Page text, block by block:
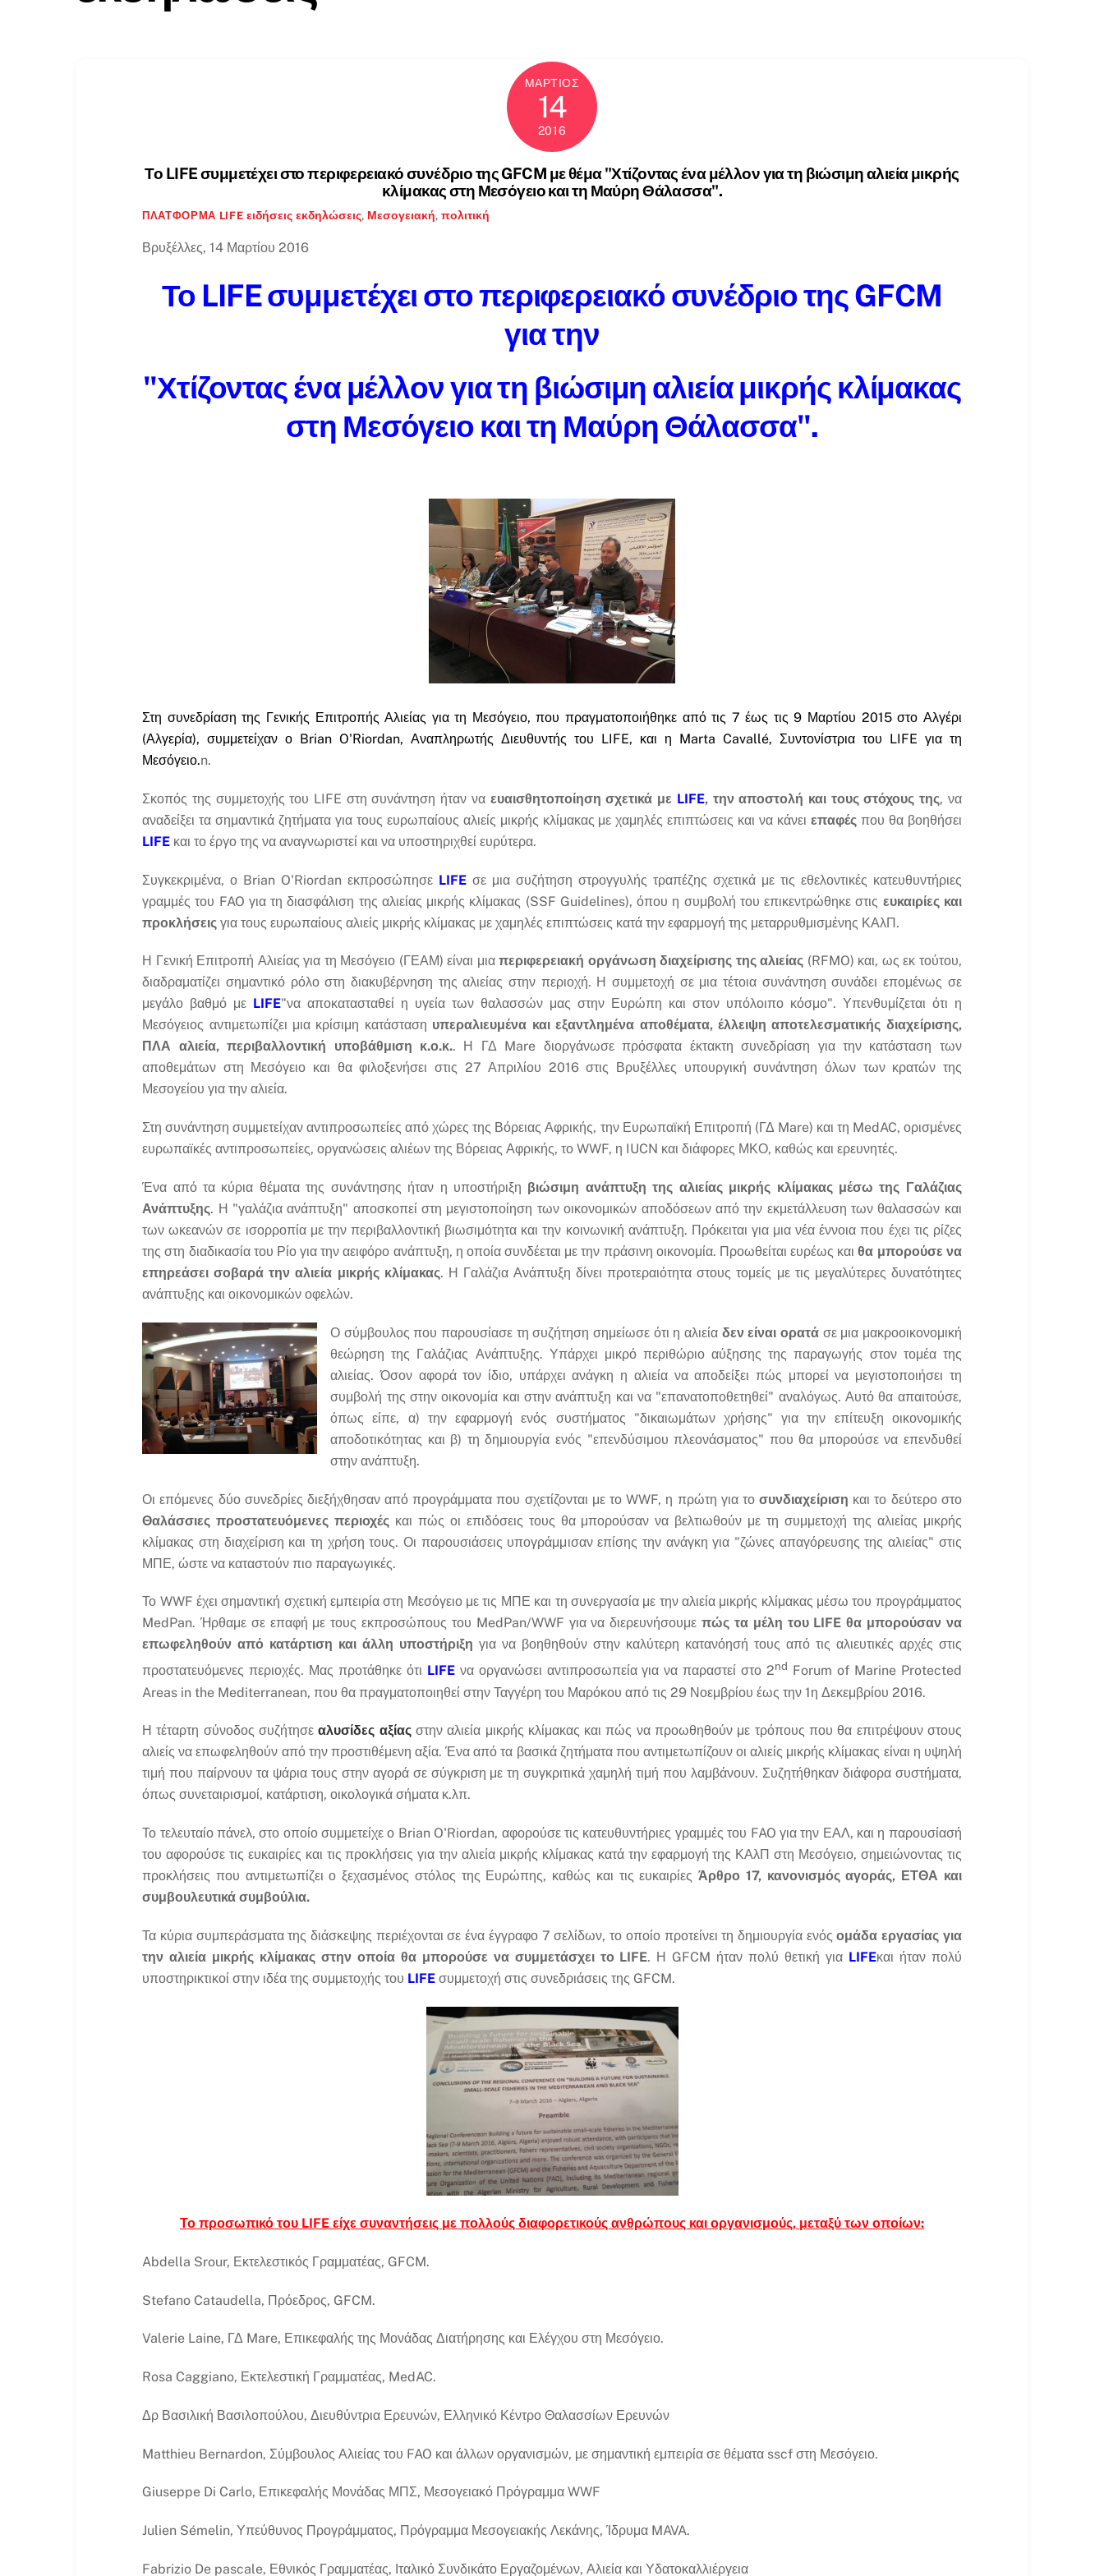
ΜΆΡΤΙΟΣ
14
2016
Το LIFE συμμετέχει στο περιφερειακό συνέδριο της GFCM με θέμα "Χτίζοντας ένα μέλλον για τη βιώσιμη αλιεία μικρής
κλίμακας στη Μεσόγειο και τη Μαύρη Θάλασσα".
ΠΛΑΤΦΌΡΜΑ LIFE ειδήσεις εκδηλώσεις, Μεσογειακή,πολιτική
Βρυξέλλες, 14 Μαρτίου 2016
Το LIFE συμμετέχει στο περιφερειακό συνέδριο της GFCM
για την
"Χτίζοντας ένα μέλλον για τη βιώσιμη αλιεία μικρής κλίμακας
στη Μεσόγειο και τη Μαύρη Θάλασσα".
Στη συνεδρίαση της Γενικής Επιτροπής Αλιείας για τη Μεσόγειο, που πραγματοποιήθηκε από τις 7 έως τις 9 Μαρτίου 2015 στο Αλγέρι
(Αλγερία), συμμετείχαν ο Brian O'Riordan, Αναπληρωτής Διευθυντής του LIFE, και η Marta Cavallé, Συντονίστρια του LIFE για τη
Μεσόγειο.n.
Σκοπός της συμμετοχής του LIFE στη συνάντηση ήταν να ευαισθητοποίηση σχετικά με LIFE, την αποστολή και τους στόχους της, να
αναδείξει τα σημαντικά ζητήματα για τους ευρωπαίους αλιείς μικρής κλίμακας με χαμηλές επιπτώσεις και να κάνειεπαφές που θα βοηθήσει
LIFE και το έργο της να αναγνωριστεί και να υποστηριχθεί ευρύτερα.
Συγκεκριμένα, ο Brian O'Riordan εκπροσώπησε LIFE σε μια συζήτηση στρογγυλής τραπέζης σχετικά με τις εθελοντικές κατευθυντήριες
γραμμές του FAO για τη διασφάλιση της αλιείας μικρής κλίμακας (SSF Guidelines), όπου η συμβολή του επικεντρώθηκε στις ευκαιρίες και
προκλήσεις για τους ευρωπαίους αλιείς μικρής κλίμακας με χαμηλές επιπτώσεις κατά την εφαρμογή της μεταρρυθμισμένης ΚΑλΠ.
Η Γενική Επιτροπή Αλιείας για τη Μεσόγειο (ΓΕΑΜ) είναι μιαπεριφερειακή οργάνωση διαχείρισης της αλιείας (RFMO) και, ως εκ τούτου,
διαδραματίζει σημαντικό ρόλο στη διακυβέρνηση της αλιείας στην περιοχή. Η συμμετοχή σε μια τέτοια συνάντηση συνάδει επομένως σε
μεγάλο βαθμό με LIFE"να αποκατασταθεί η υγεία των θαλασσών μας στην Ευρώπη και στον υπόλοιπο κόσμο". Υπενθυμίζεται ότι η
Μεσόγειος αντιμετωπίζει μια κρίσιμη κατάσταση υπεραλιευμένα και εξαντλημένα αποθέματα, έλλειψη αποτελεσματικής διαχείρισης,
ΠΛΑ αλιεία, περιβαλλοντική υποβάθμιση κ.ο.κ.. Η ΓΔ Mare διοργάνωσε πρόσφατα έκτακτη συνεδρίαση για την κατάσταση των
αποθεμάτων στη Μεσόγειο και θα φιλοξενήσει στις 27 Απριλίου 2016 στις Βρυξέλλες υπουργική συνάντηση όλων των κρατών της
Μεσογείου για την αλιεία.
Στη συνάντηση συμμετείχαν αντιπροσωπείες από χώρες της Βόρειας Αφρικής, την Ευρωπαϊκή Επιτροπή (ΓΔ Mare) και τη MedAC, ορισμένες
ευρωπαϊκές αντιπροσωπείες, οργανώσεις αλιέων της Βόρειας Αφρικής, το WWF, η IUCN και διάφορες ΜΚΟ, καθώς και ερευνητές.
Ένα από τα κύρια θέματα της συνάντησης ήταν η υποστήριξη βιώσιμη ανάπτυξη της αλιείας μικρής κλίμακας μέσω της Γαλάζιας
Ανάπτυξης. Η "γαλάζια ανάπτυξη" αποσκοπεί στη μεγιστοποίηση των οικονομικών αποδόσεων από την εκμετάλλευση των θαλασσών και
των ωκεανών σε ισορροπία με την περιβαλλοντική βιωσιμότητα και την κοινωνική ανάπτυξη. Πρόκειται για μια νέα έννοια που έχει τις ρίζες
της στη διαδικασία του Ρίο για την αειφόρο ανάπτυξη, η οποία συνδέεται με την πράσινη οικονομία. Προωθείται ευρέως και θα μπορούσε να
επηρεάσει σοβαρά την αλιεία μικρής κλίμακας. Η Γαλάζια Ανάπτυξη δίνει προτεραιότητα στους τομείς με τις μεγαλύτερες δυνατότητες
ανάπτυξης και οικονομικών οφελών.
Ο σύμβουλος που παρουσίασε τη συζήτηση σημείωσε ότι η αλιεία δεν είναι ορατάσε μια μακροοικονομική
θεώρηση της Γαλάζιας Ανάπτυξης. Υπάρχει μικρό περιθώριο αύξησης της παραγωγής στον τομέα της
αλιείας. Όσον αφορά τον ίδιο, υπάρχει ανάγκη η αλιεία να αποδείξει πώς μπορεί να μεγιστοποιήσει τη
συμβολή της στην οικονομία και στην ανάπτυξη και να "επανατοποθετηθεί" αναλόγως. Αυτό θα απαιτούσε,
όπως είπε, α) την εφαρμογή ενός συστήματος "δικαιωμάτων χρήσης" για την επίτευξη οικονομικής
αποδοτικότητας και β) τη δημιουργία ενός "επενδύσιμου πλεονάσματος" που θα μπορούσε να επενδυθεί
στην ανάπτυξη.
Οι επόμενες δύο συνεδρίες διεξήχθησαν από προγράμματα που σχετίζονται με το WWF, η πρώτη για τοσυνδιαχείριση και το δεύτερο στο
Θαλάσσιες προστατευόμενες περιοχές και πώς οι επιδόσεις τους θα μπορούσαν να βελτιωθούν με τη συμμετοχή της αλιείας μικρής
κλίμακας στη διαχείριση και τη χρήση τους. Οι παρουσιάσεις υπογράμμισαν επίσης την ανάγκη για "ζώνες απαγόρευσης της αλιείας" στις
ΜΠΕ, ώστε να καταστούν πιο παραγωγικές.
Το WWF έχει σημαντική σχετική εμπειρία στη Μεσόγειο με τις ΜΠΕ και τη συνεργασία με την αλιεία μικρής κλίμακας μέσω του προγράμματος
MedPan. Ήρθαμε σε επαφή με τους εκπροσώπους του MedPan/WWF για να διερευνήσουμεπώς τα μέλη του LIFE θα μπορούσαν να
επωφεληθούν από κατάρτιση και άλλη υποστήριξη για να βοηθηθούν στην καλύτερη κατανόησή τους από τις αλιευτικές αρχές στις
προστατευόμενες περιοχές. Μας προτάθηκε ότι LIFE να οργανώσει αντιπροσωπεία για να παραστεί στο 2nd Forum of Marine Protected
Areas in the Mediterranean, που θα πραγματοποιηθεί στην Ταγγέρη του Μαρόκου από τις 29 Νοεμβρίου έως την 1η Δεκεμβρίου 2016.
Η τέταρτη σύνοδος συζήτησεαλυσίδες αξίαςστην αλιεία μικρής κλίμακας και πώς να προωθηθούν με τρόπους που θα επιτρέψουν στους
αλιείς να επωφεληθούν από την προστιθέμενη αξία. Ένα από τα βασικά ζητήματα που αντιμετωπίζουν οι αλιείς μικρής κλίμακας είναι η υψηλή
τιμή που παίρνουν τα ψάρια τους στην αγορά σε σύγκριση με τη συγκριτικά χαμηλή τιμή που λαμβάνουν. Συζητήθηκαν διάφορα συστήματα,
όπως συνεταιρισμοί, κατάρτιση, οικολογικά σήματα κ.λπ.
Το τελευταίο πάνελ, στο οποίο συμμετείχε ο Brian O'Riordan, αφορούσε τις κατευθυντήριες γραμμές του FAO για την ΕΑΛ, και η παρουσίασή
του αφορούσε τις ευκαιρίες και τις προκλήσεις για την αλιεία μικρής κλίμακας κατά την εφαρμογή της ΚΑλΠ στη Μεσόγειο, σημειώνοντας τις
προκλήσεις που αντιμετωπίζει ο ξεχασμένος στόλος της Ευρώπης, καθώς και τις ευκαιρίεςΆρθρο 17, κανονισμός αγοράς, ΕΤΘΑ και
συμβουλευτικά συμβούλια.
Τα κύρια συμπεράσματα της διάσκεψης περιέχονται σε ένα έγγραφο 7 σελίδων, το οποίο προτείνει τη δημιουργία ενόςομάδα εργασίας για
την αλιεία μικρής κλίμακας στην οποία θα μπορούσε να συμμετάσχει το LIFE. Η GFCM ήταν πολύ θετική για LIFEκαι ήταν πολύ
υποστηρικτικοί στην ιδέα της συμμετοχής του LIFE συμμετοχή στις συνεδριάσεις της GFCM.
Το προσωπικό του LIFE είχε συναντήσεις με πολλούς διαφορετικούς ανθρώπους και οργανισμούς, μεταξύ των οποίων:
Abdella Srour, Εκτελεστικός Γραμματέας, GFCM.
Stefano Cataudella, Πρόεδρος, GFCM.
Valerie Laine, ΓΔ Mare, Επικεφαλής της Μονάδας Διατήρησης και Ελέγχου στη Μεσόγειο.
Rosa Caggiano, Εκτελεστική Γραμματέας, MedAC.
Δρ Βασιλική Βασιλοπούλου, Διευθύντρια Ερευνών, Ελληνικό Κέντρο Θαλασσίων Ερευνών
Matthieu Bernardon, Σύμβουλος Αλιείας του FAO και άλλων οργανισμών, με σημαντική εμπειρία σε θέματα sscf στη Μεσόγειο.
Giuseppe Di Carlo, Επικεφαλής Μονάδας ΜΠΣ, Μεσογειακό Πρόγραμμα WWF
Julien Sémelin, Υπεύθυνος Προγράμματος, Πρόγραμμα Μεσογειακής Λεκάνης, Ίδρυμα MAVA.
Fabrizio De pascale, Εθνικός Γραμματέας, Ιταλικό Συνδικάτο Εργαζομένων, Αλιεία και Υδατοκαλλιέργεια